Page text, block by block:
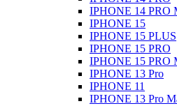
IPHONE 14 PRO
IPHONE 15
IPHONE 15 PLUS
IPHONE 15 PRO
IPHONE 15 PRO
IPHONE 13 Pro
IPHONE 11
IPHONE 13 Pro